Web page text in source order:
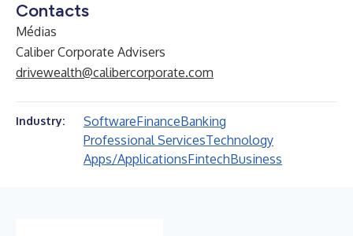
Contacts
Médias
Caliber Corporate Advisers
drivewealth@calibercorporate.com
Industry: SoftwareFinanceBanking
Professional ServicesTechnology
Apps/ApplicationsFintechBusiness